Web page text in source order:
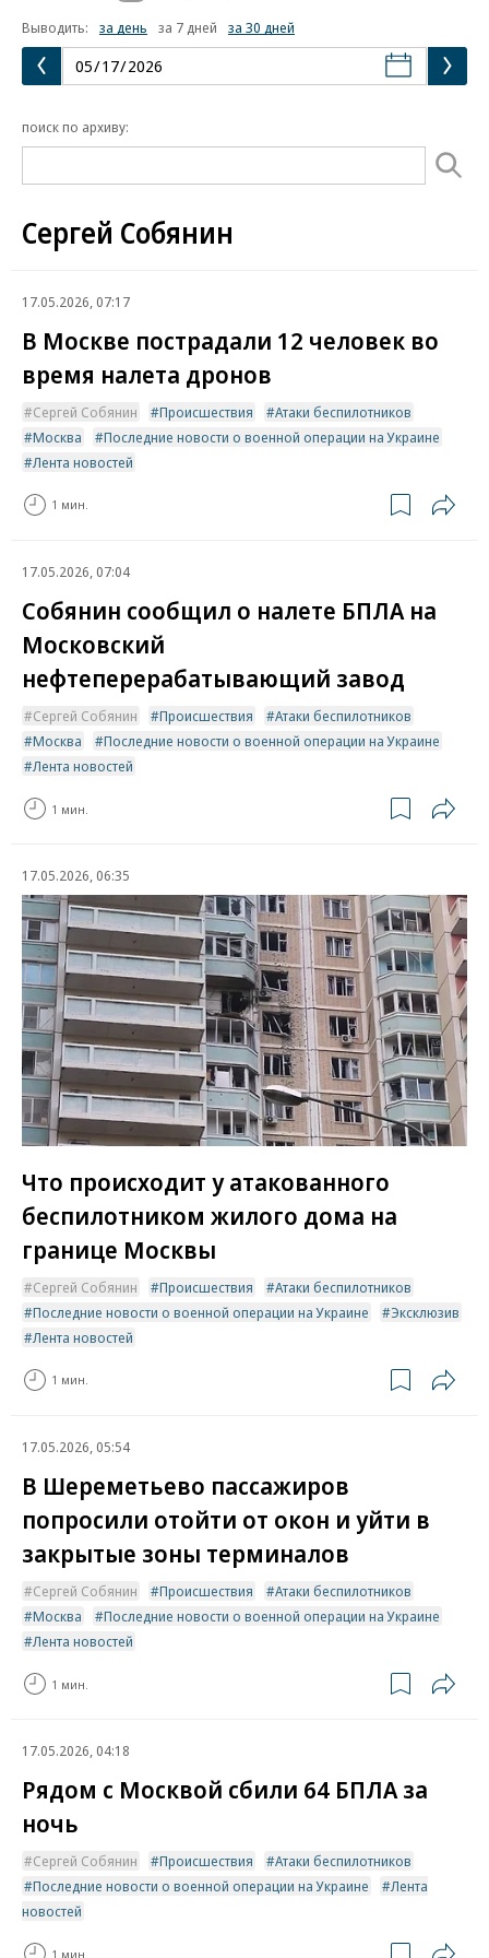
Выводить:
за день за 7 дней за 30 дней
поиск по архиву:
Сергей Собянин
17.05.2026, 07:17
В Москве пострадали 12 человек во
время налета дронов
Сергей Собянин Происшествия
Атаки беспилотников
Москва
Последние новости о военной операции на Украине
Лента новостей
1 мин.
17.05.2026, 07:04
Собянин сообщил о налете БПЛА на
Московский
нефтеперерабатывающий завод
Сергей Собянин Происшествия
Атаки беспилотников
Москва
Последние новости о военной операции на Украине
Лента новостей
1 мин.
17.05.2026, 06:35
Что происходит у атакованного
беспилотником жилого дома на
границе Москвы
Сергей Собянин Происшествия
Атаки беспилотников
Последние новости о военной операции на Украине
Эксклюзив
Лента новостей
1 мин.
17.05.2026, 05:54
В Шереметьево пассажиров
попросили отойти от окон и уйти в
закрытые зоны терминалов
Сергей Собянин Происшествия
Атаки беспилотников
Москва
Последние новости о военной операции на Украине
Лента новостей
1 мин.
17.05.2026, 04:18
Рядом с Москвой сбили 64 БПЛА за
ночь
Сергей Собянин Происшествия
Атаки беспилотников
Последние новости о военной операции на Украине
Лента
новостей
1 мин.